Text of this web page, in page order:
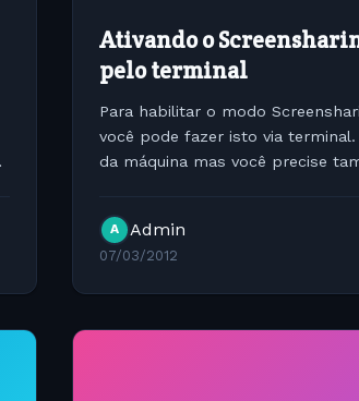
Ativando o
pelo terminal
Para habilitar o modo
você pode fazer isto via
da máquina mas você precise
A Admin
07/03/2012